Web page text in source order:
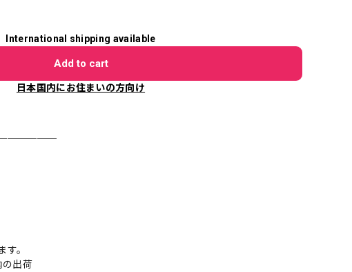
International shipping available
Add to cart
日本国内にお住まいの方向け
。
の出荷